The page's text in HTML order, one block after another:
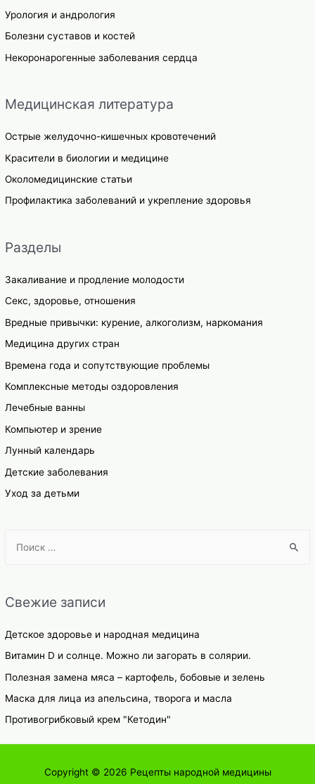
Урология и андрология
Болезни суставов и костей
Некоронарогенные заболевания сердца
Медицинская литература
Острые желудочно-кишечных кровотечений
Красители в биологии и медицине
Околомедицинские статьи
Профилактика заболеваний и укрепление здоровья
Разделы
Закаливание и продление молодости
Секс, здоровье, отношения
Вредные привычки: курение, алкоголизм, наркомания
Медицина других стран
Времена года и сопутствующие проблемы
Комплексные методы оздоровления
Лечебные ванны
Компьютер и зрение
Лунный календарь
Детские заболевания
Уход за детьми
r
h
f
o
Свежие записи
Детское здоровье и народная медицина
Витамин D и солнце. Можно ли загорать в солярии.
Полезная замена мяса – картофель, бобовые и зелень
Маска для лица из апельсина, творога и масла
Противогрибковый крем "Кетодин"
Copyright © 2026 Рецепты народной медицины